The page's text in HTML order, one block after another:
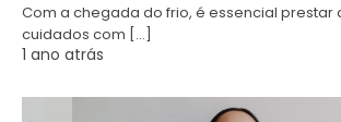
Com a chegada do frio, é essencial prestar
cuidados com […]
1 ano atrás